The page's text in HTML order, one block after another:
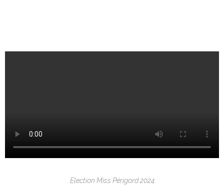
Election Miss Périgord 2024